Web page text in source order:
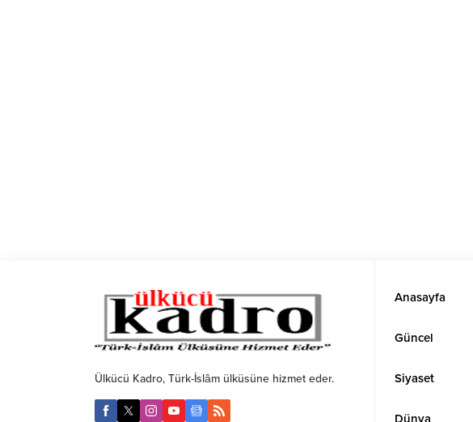
Ülkücü Kadro, Türk-İslâm ülküsüne hizmet eder.
Anasayfa
Güncel
Siyaset
Dünya